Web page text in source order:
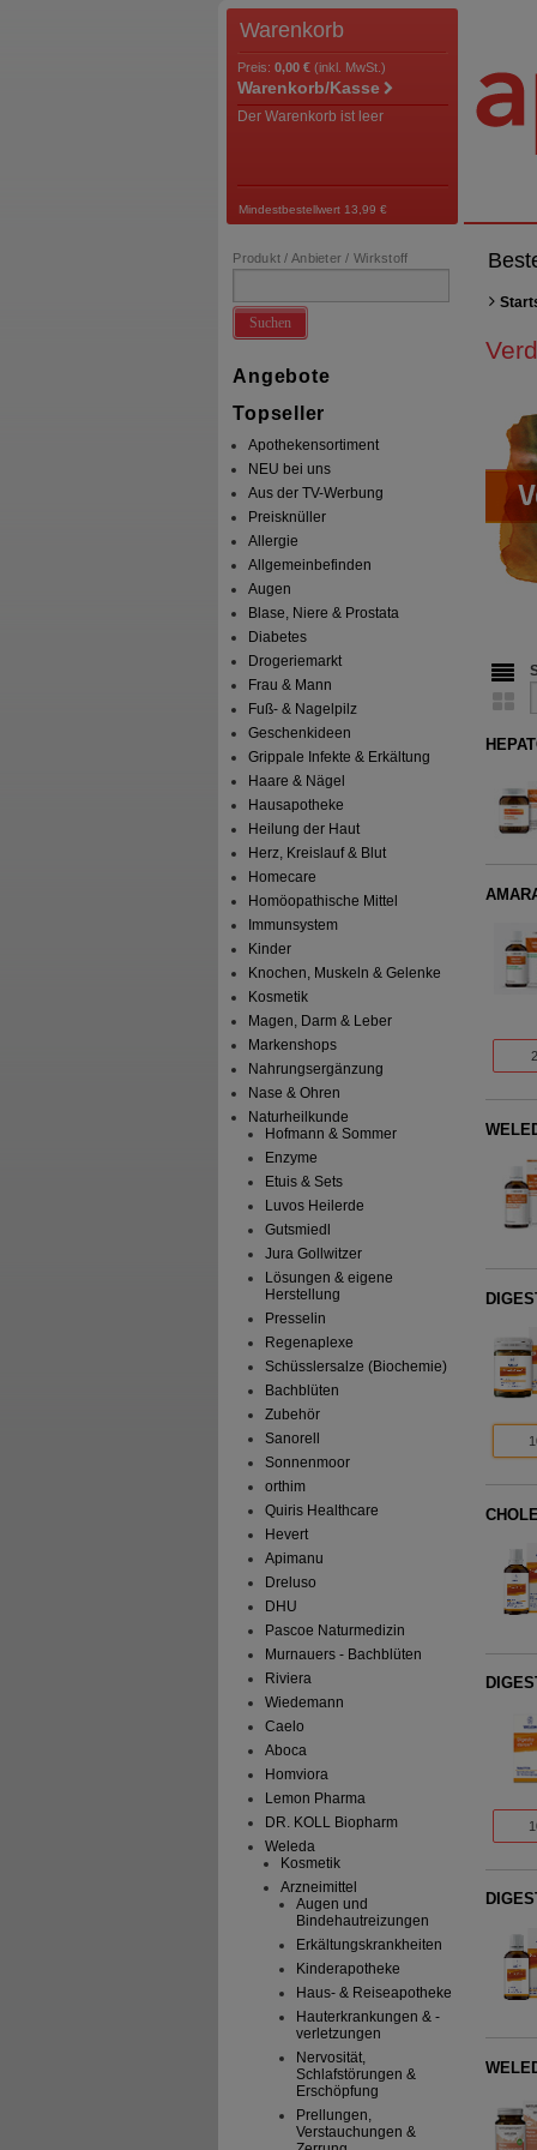
Warenkorb
Preis: 0,00 € (inkl. MwSt.)
Warenkorb/Kasse
Der Warenkorb ist leer
Mindestbestellwert 13,99 €
Produkt / Anbieter / Wirkstoff
Suchen
Angebote
Topseller
Apothekensortiment
NEU bei uns
Aus der TV-Werbung
Preisknüller
Allergie
Allgemeinbefinden
Augen
Blase, Niere & Prostata
Diabetes
Drogeriemarkt
Frau & Mann
Fuß- & Nagelpilz
Geschenkideen
Grippale Infekte & Erkältung
Haare & Nägel
Hausapotheke
Heilung der Haut
Herz, Kreislauf & Blut
Homecare
Homöopathische Mittel
Immunsystem
Kinder
Knochen, Muskeln & Gelenke
Kosmetik
Magen, Darm & Leber
Markenshops
Nahrungsergänzung
Nase & Ohren
Naturheilkunde
Hofmann & Sommer
Enzyme
Etuis & Sets
Luvos Heilerde
Gutsmiedl
Jura Gollwitzer
Lösungen & eigene
Herstellung
Presselin
Regenaplexe
Schüsslersalze (Biochemie)
Bachblüten
Zubehör
Sanorell
Sonnenmoor
orthim
Quiris Healthcare
Hevert
Apimanu
Dreluso
DHU
Pascoe Naturmedizin
Murnauers - Bachblüten
Riviera
Wiedemann
Caelo
Aboca
Homviora
Lemon Pharma
DR. KOLL Biopharm
Weleda
Kosmetik
Arzneimittel
Augen und
Bindehautreizungen
Erkältungskrankheiten
Kinderapotheke
Haus- & Reiseapotheke
Hauterkrankungen & -
verletzungen
Nervosität,
Schlafstörungen &
Erschöpfung
Prellungen,
Verstauchungen &